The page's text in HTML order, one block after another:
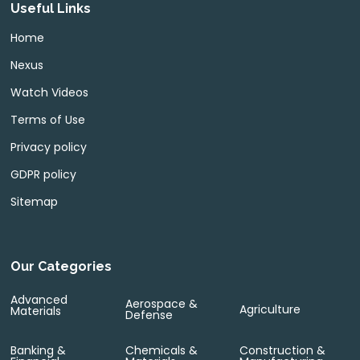
Useful Links
Home
Nexus
Watch Videos
Terms of Use
Privacy policy
GDPR policy
Sitemap
Our Categories
Advanced
Materials Aerospace &
Defense Agriculture
Banking & Chemicals & Construction &